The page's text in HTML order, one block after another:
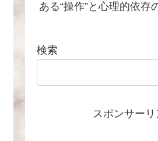
ある“操作”と心理的依存
検索
スポンサーリ